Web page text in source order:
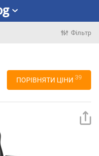
Фільтр
ПОРІВНЯТИ ЦІНИ 39